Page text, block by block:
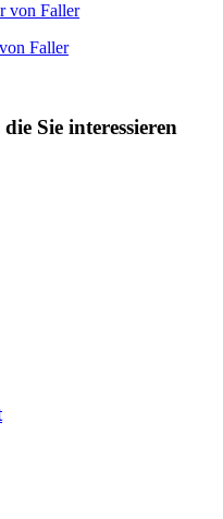
von Faller
Faller
Sie interessieren